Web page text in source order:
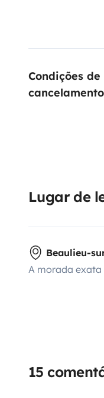
Condições de
cancelamento
Lugar de
Beaulieu-
A morada
15